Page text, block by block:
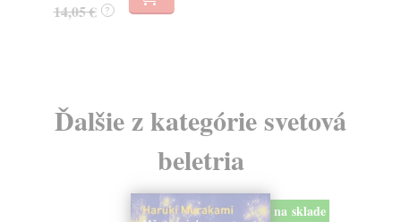
14,05 € ?
Ďalšie z kategórie svetová
beletria
na sklade